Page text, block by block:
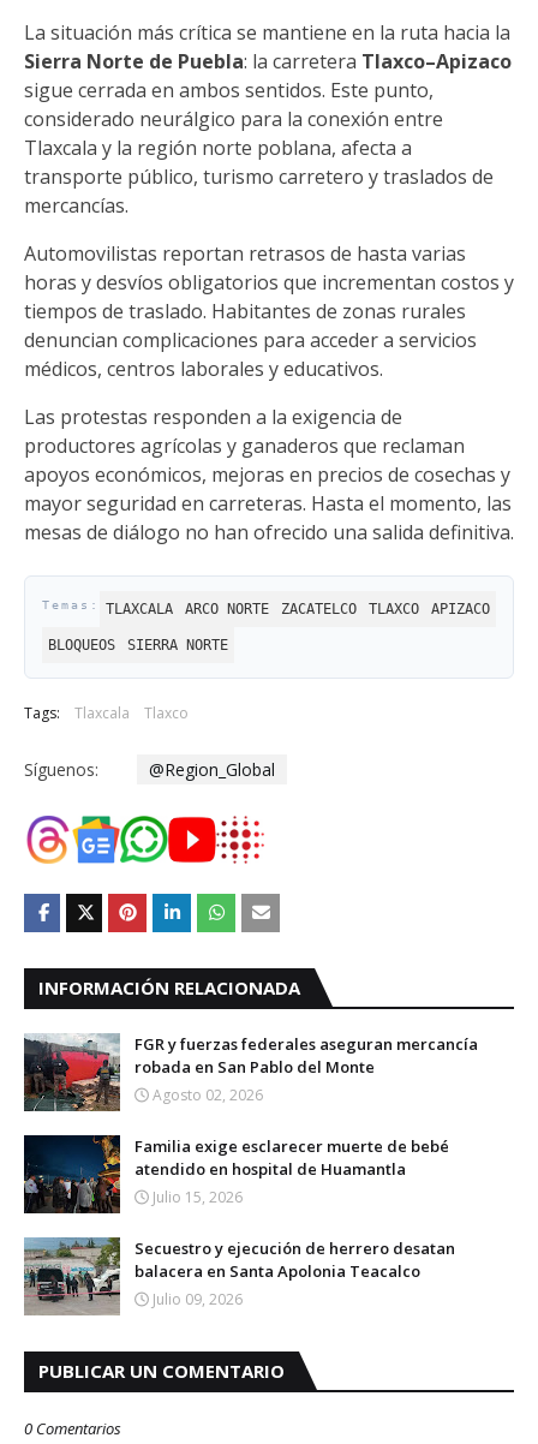
La situación más crítica se mantiene en la ruta hacia la
Sierra Norte de Puebla: la carretera Tlaxco–Apizaco
sigue cerrada en ambos sentidos. Este punto,
considerado neurálgico para la conexión entre
Tlaxcala y la región norte poblana, afecta a
transporte público, turismo carretero y traslados de
mercancías.
Automovilistas reportan retrasos de hasta varias
horas y desvíos obligatorios que incrementan costos y
tiempos de traslado. Habitantes de zonas rurales
denuncian complicaciones para acceder a servicios
médicos, centros laborales y educativos.
Las protestas responden a la exigencia de
productores agrícolas y ganaderos que reclaman
apoyos económicos, mejoras en precios de cosechas y
mayor seguridad en carreteras. Hasta el momento, las
mesas de diálogo no han ofrecido una salida definitiva.
TLAXCALA ARCO NORTE ZACATELCO TLAXCO APIZACO
BLOQUEOS SIERRA NORTE
Tags: Tlaxcala Tlaxco
Síguenos: @Region_Global
INFORMACIÓN RELACIONADA
FGR y fuerzas federales aseguran mercancía
robada en San Pablo del Monte
Agosto 02, 2026
Familia exige esclarecer muerte de bebé
atendido en hospital de Huamantla
Julio 15, 2026
Secuestro y ejecución de herrero desatan
balacera en Santa Apolonia Teacalco
Julio 09, 2026
PUBLICAR UN COMENTARIO
0 Comentarios